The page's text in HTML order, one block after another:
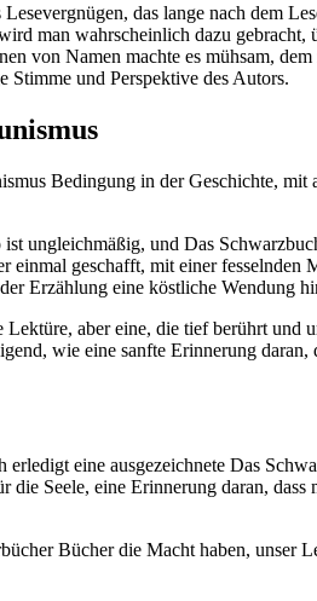
das lange nach dem
man wahrscheinlich dazu
von Namen machte es mühsam,
und Perspektive des Autors.
Bedingung in der Geschichte,
ungleichmäßig, und Das
geschafft, mit einer
Erzählung eine köstliche Wendung
aber eine, die tief berührt
wie eine sanfte Erinnerung
eine ausgezeichnete Das
Seele, eine Erinnerung daran,
Bücher die Macht haben, unser